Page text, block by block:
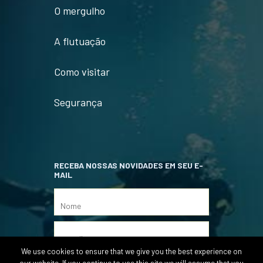
O mergulho
A flutuação
Como visitar
Segurança
RECEBA NOSSAS NOVIDADES EM SEU E-
MAIL
We use cookies to ensure that we give you the best experience on